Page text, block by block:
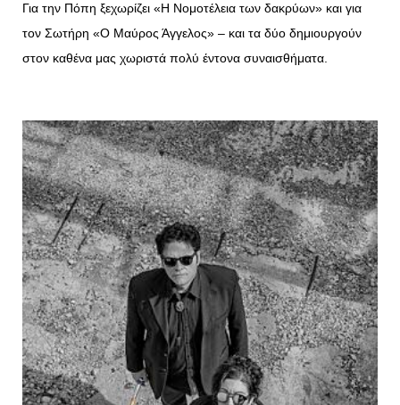
Για την Πόπη ξεχωρίζει «Η Νομοτέλεια των δακρύων» και για
τον Σωτήρη «Ο Μαύρος Άγγελος» – και τα δύο δημιουργούν
στον καθένα μας χωριστά πολύ έντονα συναισθήματα.